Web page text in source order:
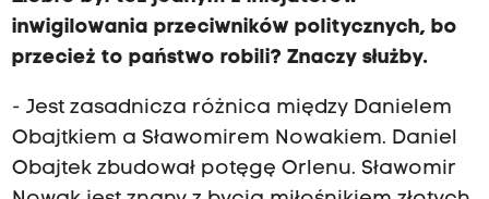
inwigilowania przeciwników politycznych, bo
przecież to państwo robili? Znaczy służby.
- Jest zasadnicza różnica między Danielem
Obajtkiem a Sławomirem Nowakiem. Daniel
Obajtek zbudował potęgę Orlenu. Sławomir